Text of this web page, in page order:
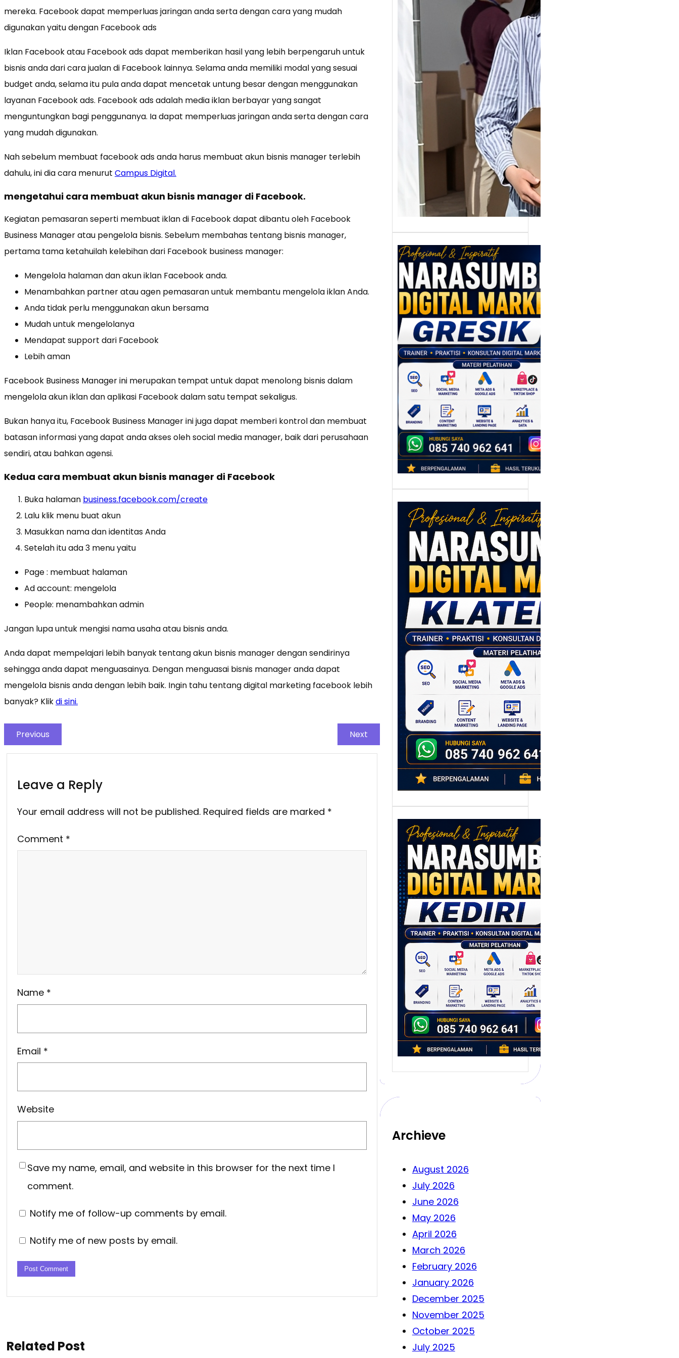
mereka. Facebook dapat memperluas jaringan anda serta dengan cara yang mudah
digunakan yaitu dengan Facebook ads
Iklan Facebook atau Facebook ads dapat memberikan hasil yang lebih berpengaruh untuk
bisnis anda dari cara jualan di Facebook lainnya. Selama anda memiliki modal yang sesuai
budget anda, selama itu pula anda dapat mencetak untung besar dengan menggunakan
layanan Facebook ads. Facebook ads adalah media iklan berbayar yang sangat
menguntungkan bagi penggunanya. Ia dapat memperluas jaringan anda serta dengan cara
yang mudah digunakan.
Nah sebelum membuat facebook ads anda harus membuat akun bisnis manager terlebih
dahulu, ini dia cara menurut Campus Digital.
mengetahui cara membuat akun bisnis manager di Facebook.
Kegiatan pemasaran seperti membuat iklan di Facebook dapat dibantu oleh Facebook
Business Manager atau pengelola bisnis. Sebelum membahas tentang bisnis manager,
pertama tama ketahuilah kelebihan dari Facebook business manager:
Mengelola halaman dan akun iklan Facebook anda.
Menambahkan partner atau agen pemasaran untuk membantu mengelola iklan Anda.
Anda tidak perlu menggunakan akun bersama
Mudah untuk mengelolanya
Mendapat support dari Facebook
Lebih aman
Facebook Business Manager ini merupakan tempat untuk dapat menolong bisnis dalam
mengelola akun iklan dan aplikasi Facebook dalam satu tempat sekaligus.
Bukan hanya itu, Facebook Business Manager ini juga dapat memberi kontrol dan membuat
batasan informasi yang dapat anda akses oleh social media manager, baik dari perusahaan
sendiri, atau bahkan agensi.
Kedua cara membuat akun bisnis manager di Facebook
Buka halaman business.facebook.com/create
Lalu klik menu buat akun
Masukkan nama dan identitas Anda
Setelah itu ada 3 menu yaitu
Page : membuat halaman
Ad account: mengelola
People: menambahkan admin
Jangan lupa untuk mengisi nama usaha atau bisnis anda.
Anda dapat mempelajari lebih banyak tentang akun bisnis manager dengan sendirinya
sehingga anda dapat menguasainya. Dengan menguasai bisnis manager anda dapat
mengelola bisnis anda dengan lebih baik. Ingin tahu tentang digital marketing facebook lebih
banyak? Klikdi sini.
Previous Next
Leave a Reply
Your email address will not be published. Required fields are marked *
Comment *
Name *
Email *
Website
Save my name, email, and website in this browser for the next time I
comment.
Notify me of follow-up comments by email.
Notify me of new posts by email.
Related Post
Tik Tok Buat
Jualan, Gimana
Strateginya ?
Baca Juga Cara
Berjualan Di Tiktokshop
TikTok menjadi tempat
Narasumber
Digital Marketing
Gresik:
Meningkatkan
Daya Saing SDM
dan Bisnis di Era
Transformasi
Digital
Perkembangan dunia
industri tidak hanya
mengubah cara
perusahaan
memproduksi barang,…
Narasumber
Digital Marketing
Klaten: Membantu
UMKM dan SDM
Lokal Naik Kelas
Melalui Strategi
Digital
Setiap daerah memiliki
potensi ekonomi yang
berbeda, dan Klaten
adalah…
Narasumber
Digital Marketing
Kediri: Membangun
Strategi
Pemasaran
Berbasis Data
untuk Bisnis yang
Bertumbuh
Digital marketing telah
mengubah cara bisnis
berkembang. Dulu,
promosi banyak…
Archieve
August 2026
July 2026
June 2026
May 2026
April 2026
March 2026
February 2026
January 2026
December 2025
November 2025
October 2025
July 2025